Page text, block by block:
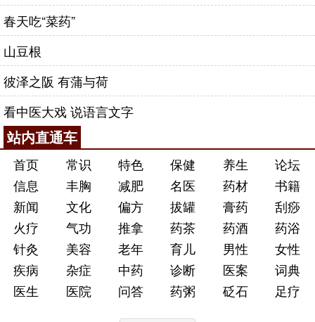
春天吃“菜药”
山豆根
彼泽之阪 有蒲与荷
看中医大戏 说语言文字
站内直通车
首页 常识 特色 保健 养生
论坛
信息
丰胸 减肥 名医 药材
书籍
新闻
文化 偏方 拔罐 膏药
刮痧
火疗
气功 推拿 药茶 药酒
药浴
针灸
美容 老年 育儿 男性
女性
疾病
杂症 中药 诊断 医案
词典
医生
医院 问答 药粥 砭石 足疗